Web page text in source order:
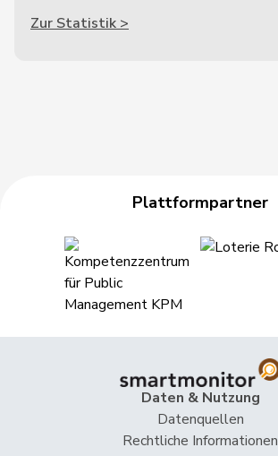
Zur Statistik >
Plattformpartner
Daten & Nutzung
Datenquellen
Rechtliche Informationen